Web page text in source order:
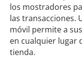
los mostradores
las transacciones.
móvil permite a
en cualquier lugar
tienda.